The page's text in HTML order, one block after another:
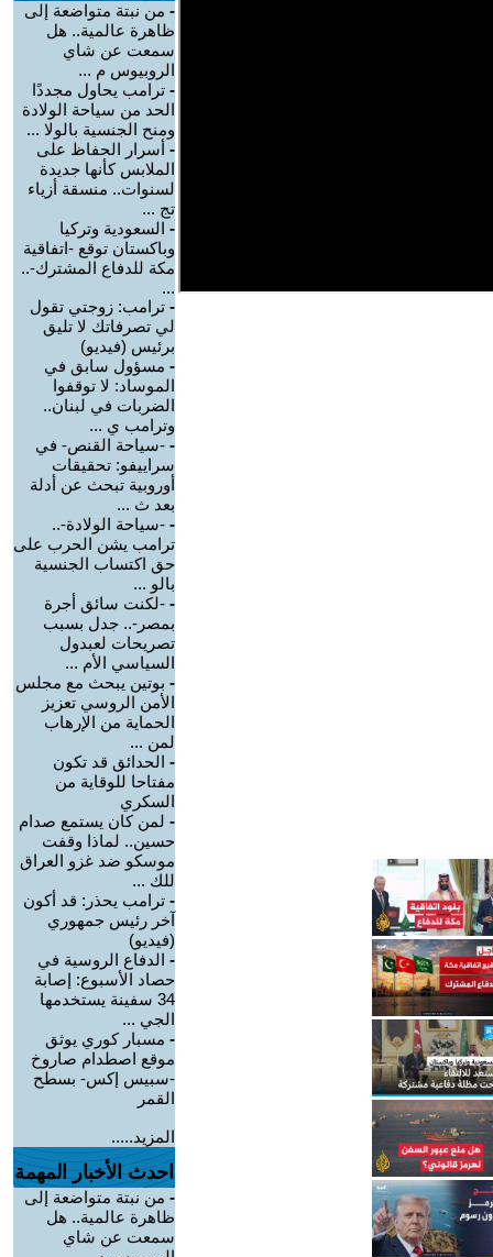
- من نبتة متواضعة إلى
ظاهرة عالمية.. هل
سمعت عن شاي
الروبيوس م ...
- ترامب يحاول مجددًا
الحد من سياحة الولادة
ومنح الجنسية بالولا ...
- أسرار الحفاظ على
الملابس كأنها جديدة
لسنوات.. منسقة أزياء
تج ...
- السعودية وتركيا
وباكستان توقع -اتفاقية
مكة للدفاع المشترك-..
...
- ترامب: زوجتي تقول
لي تصرفاتك لا تليق
برئيس (فيديو)
- مسؤول سابق في
الموساد: لا توقفوا
الضربات في لبنان..
وترامب ي ...
- -سياحة القنص- في
سراييفو: تحقيقات
أوروبية تبحث عن أدلة
بعد ث ...
- -سياحة الولادة-..
ترامب يشن الحرب على
حق اكتساب الجنسية
بالو ...
- -لكنت سائق أجرة
بمصر-.. جدل بسبب
تصريحات لعبدول
السياسي الأم ...
- بوتين يبحث مع مجلس
الأمن الروسي تعزيز
الحماية من الإرهاب
لمن ...
- الحدائق قد تكون
مفتاحا للوقاية من
السكري
- لمن كان يستمع صدام
حسين.. لماذا وقفت
موسكو ضد غزو العراق
للك ...
- ترامب يحذر: قد أكون
آخر رئيس جمهوري
(فيديو)
- الدفاع الروسية في
حصاد الأسبوع: إصابة
34 سفينة يستخدمها
الجي ...
- مسبار كوري يوثق
موقع اصطدام صاروخ
-سبيس إكس- بسطح
القمر
المزيد.....
احدث الأخبار المهمة
- من نبتة متواضعة إلى
ظاهرة عالمية.. هل
سمعت عن شاي